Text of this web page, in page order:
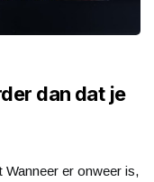
dan dat je
er onweer is,